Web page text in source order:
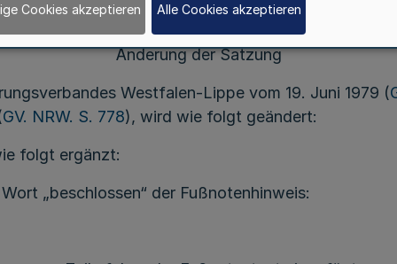
Artikel I
Änderung der Satzung
Westfalen-Lippe vom 19. Juni 1979 (
GV. NRW. S. 778), wird wie folgt geändert:
folgt ergänzt:
„beschlossen“ der Fußnotenhinweis:
Cookies akzeptieren Alle Cookies akzeptieren